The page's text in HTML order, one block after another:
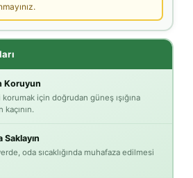
Koruyun
için doğrudan güneş ışığına
kaçının.
Saklayın
oda sıcaklığında muhafaza edilmesi